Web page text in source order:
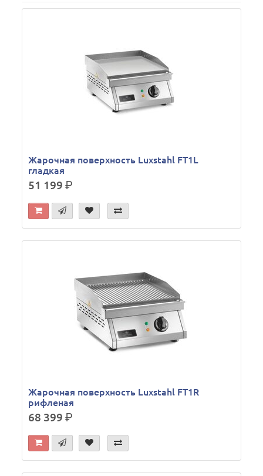
Жарочная поверхность Luxstahl FT1L
гладкая
51 199р.
Жарочная поверхность Luxstahl FT1R
рифленая
68 399р.